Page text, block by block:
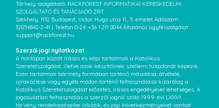
Tárhely szolgáltató: RACKFOREST INFORMATIKAI KERESKEDELMI
SZOLGÁLTATÓ ÉS TANÁCSADÓ ZRT.
Székhely: 1132 Budapest, Victor Hugo utca 11., 5. emelet Adószám:
32056842-2-41 | Telefon 0-24: +36 1 211 0044 Általános ügyfélszolgálat:
support@rackforest.hu
Szerzői jogi nyilatkozat
A honlapon közölt írásos és képi tartalmak a Katolikus
Szeretetszolgálat, illetve azok készítőinek szellemi tulajdonát képezik.
Ezen tartalmak bármely formában történő másolása, átvétele,
újraközlése vagy egyéb módon történő felhasználása kizárólag a
Katolikus Szeretetszolgálat előzetes, írásos engedélyével lehetséges. A
jogosulatlan felhasználás a szerzői jogról szóló 1999. évi LXXVI.
törvény rendelkezéseibe ütközik, és jogi következményeket vonhat